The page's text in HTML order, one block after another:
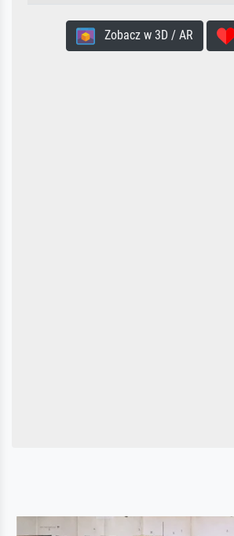
Zobacz w 3D / AR